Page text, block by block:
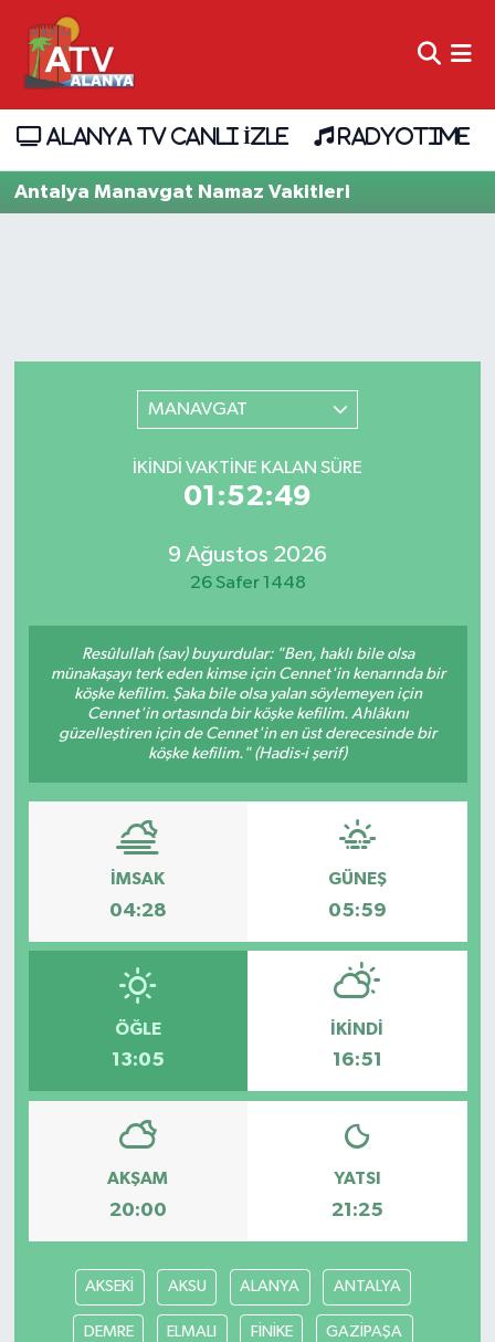
ALANYA TV CANLI İZLE RADYOTIME
Antalya Manavgat Namaz Vakitleri
MANAVGAT
İKINDI VAKTINE KALAN SÜRE
01:52:49
9 Ağustos 2026
26 Safer 1448
Resûlullah (sav) buyurdular: "Ben, haklı bile olsa
münakaşayı terk eden kimse için Cennet'in kenarında bir
köşke kefilim. Şaka bile olsa yalan söylemeyen için
Cennet'in ortasında bir köşke kefilim. Ahlâkını
güzelleştiren için de Cennet'in en üst derecesinde bir
köşke kefilim." (Hadis-i şerif)
İMSAK
04:28
GÜNEŞ
05:59
ÖĞLE
13:05
İKINDI
16:51
AKŞAM
20:00
YATSI
21:25
AKSEKİ AKSU ALANYA ANTALYA
DEMRE ELMALI FİNİKE GAZİPAŞA